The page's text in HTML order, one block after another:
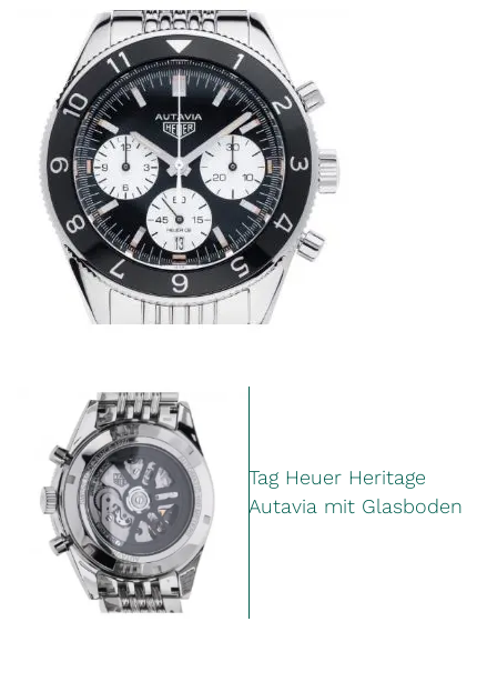
Tag Heuer Heritage
Autavia mit Glasboden